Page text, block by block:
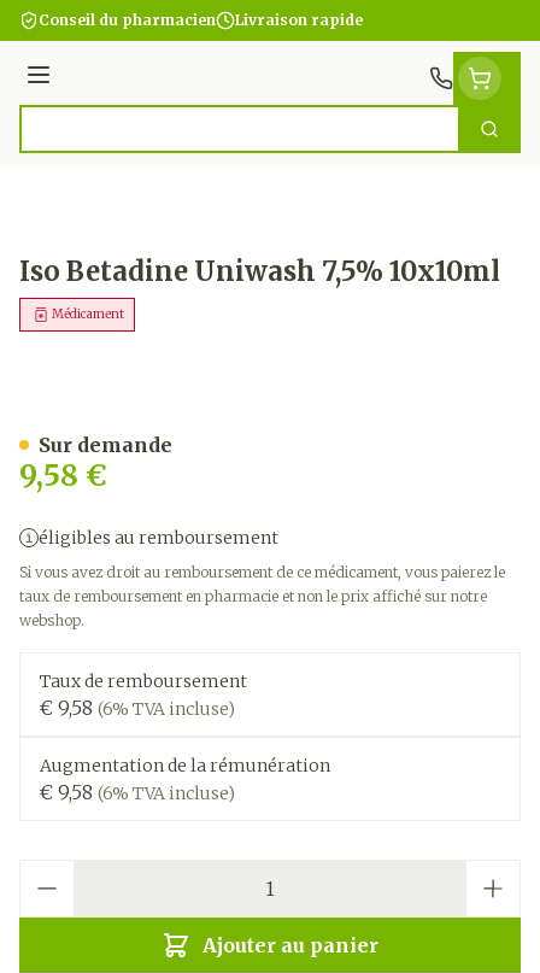
Aller au contenu
Conseil du pharmacien Livraison rapide
Menu
Iso Betadine Uniwash 7,5% 10x10ml
Médicament
9,58 €
éligibles au remboursement
Si vous avez droit au remboursement de ce médicament, vous paierez le
taux de remboursement en pharmacie et non le prix affiché sur notre
webshop.
Taux de remboursement
€ 9,58 (6% TVA incluse)
Augmentation de la rémunération
€ 9,58 (6% TVA incluse)
Ajouter au panier
Sur demande